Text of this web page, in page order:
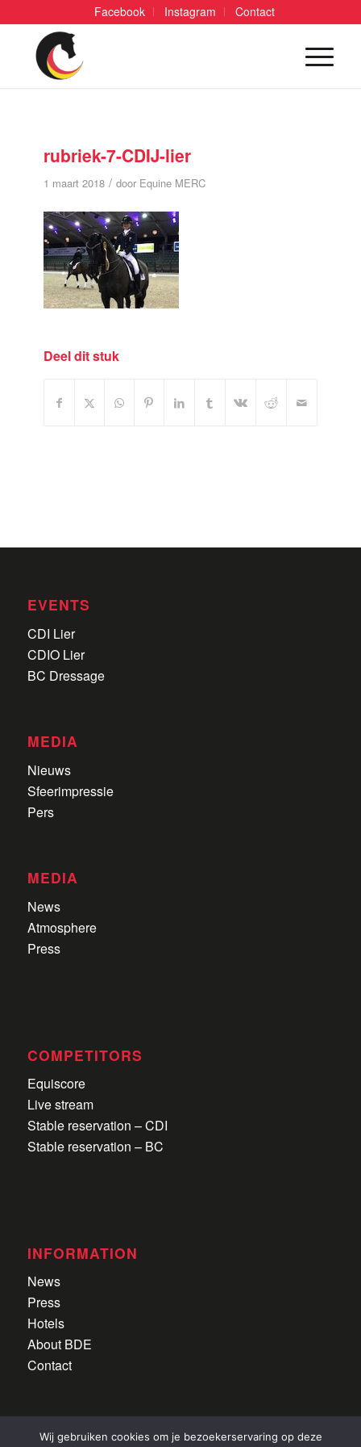
Facebook Instagram Contact
rubriek-7-CDIJ-lier
1 maart 2018 / door Equine MERC
Deel dit stuk
EVENTS
CDI Lier
CDIO Lier
BC Dressage
MEDIA
Nieuws
Sfeerimpressie
Pers
MEDIA
News
Atmosphere
Press
COMPETITORS
Equiscore
Live stream
Stable reservation – CDI
Stable reservation – BC
INFORMATION
News
Press
Hotels
About BDE
Contact
Wij gebruiken cookies om je bezoekerservaring op deze